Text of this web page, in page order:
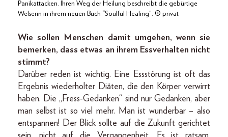
Panikattacken. Ihren Weg der Heilung beschreibt die gebürtige
Welserin in ihrem neuen Buch “Soulful Healing”. © privat
Wie sollen Menschen damit umgehen, wenn sie
bemerken, dass etwas an ihrem Essverhalten nicht
stimmt?
Darüber reden ist wichtig. Eine Essstörung ist oft das
Ergebnis wiederholter Diäten, die den Körper verwirrt
haben. Die „Fress-Gedanken“ sind nur Gedanken, aber
man selbst ist so viel mehr. Man ist wunderbar – also
entspannen! Der Blick sollte auf die Zukunft gerichtet